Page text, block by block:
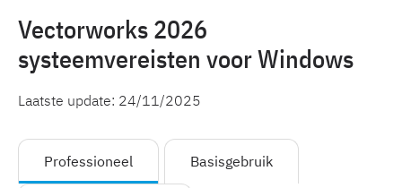
Vectorworks 2026
systeemvereisten voor Windows
Laatste update: 24/11/2025
Professioneel Basisgebruik